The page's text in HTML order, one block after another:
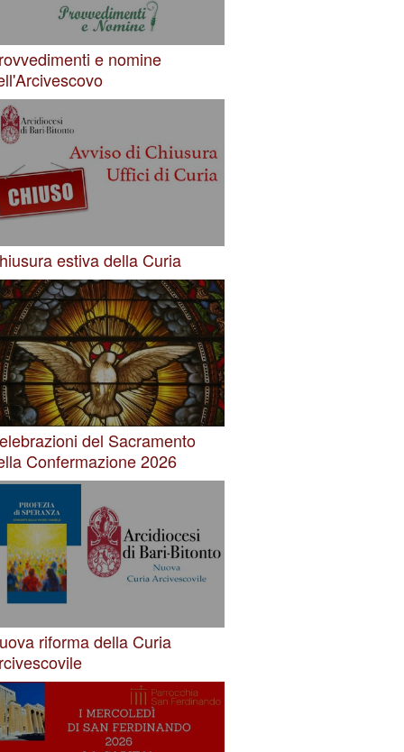
e nomine
estiva della Curia
del Sacramento
Confermazione 2026
riforma della Curia